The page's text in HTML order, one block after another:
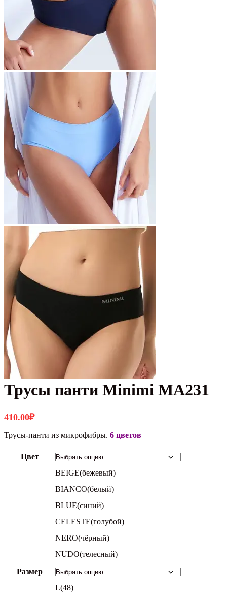
Трусы панти Minimi MA231
410.00₽
Трусы-панти из микрофибры. 6 цветов
Цвет
BEIGE(бежевый)
BIANCO(белый)
BLUE(синий)
CELESTE(голубой)
NERO(чёрный)
NUDO(телесный)
Размер
L(48)